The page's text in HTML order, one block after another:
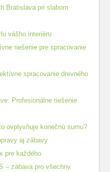
Bratislava pri slabom
vášho interiéru
riešenie pre spracovanie
spracovanie drevného
Profesionálne riešenie
ovplyvňuje konečnú sumu?
aj zábavy
pre každého
– zábava pro všechny